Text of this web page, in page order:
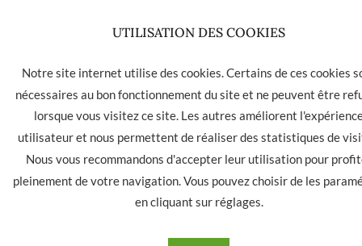
UTILISATION DES COOKIES
Notre site internet utilise des cookies. Certains de ces cookies
nécessaires au bon fonctionnement du site et ne peuvent être
lorsque vous visitez ce site. Les autres améliorent
utilisateur et nous permettent de réaliser des statistiques de
Nous vous recommandons d'accepter leur utilisation pour
pleinement de votre navigation. Vous pouvez choisir de les
en cliquant sur réglages.